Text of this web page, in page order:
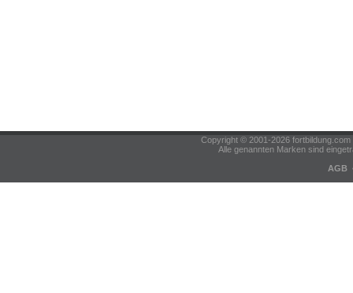
Copyright © 2001-2026
Alle genannten Marken sind
AGB